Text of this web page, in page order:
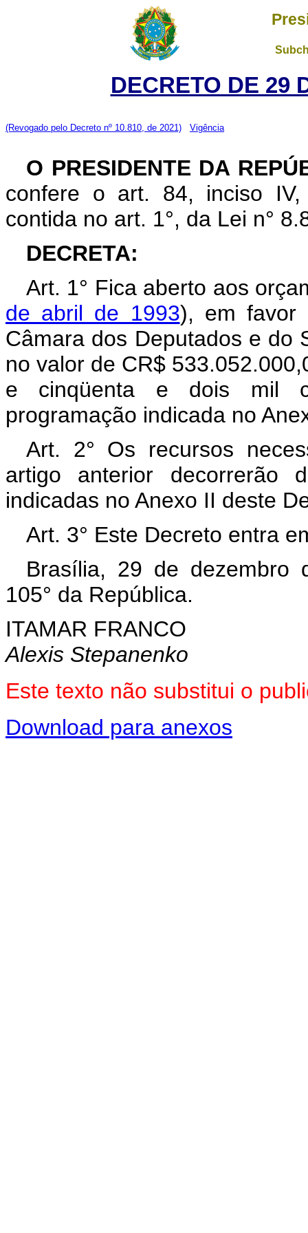
DECRETO DE 29
(Revogado pelo Decreto nº 10.810, de 2021) Vigência
O PRESIDENTE DA
confere o art. 84, inciso
contida no art. 1°, da Lei n°
DECRETA:
Art. 1° Fica aberto aos
de abril de 1993), em favor
Câmara dos Deputados e do
no valor de CR$
e cinqüenta e dois mil
programação indicada no
Art. 2° Os recursos
artigo anterior decorrerão
indicadas no Anexo II deste
Art. 3° Este Decreto entra
Brasília, 29 de dezembro
105° da República.
ITAMAR FRANCO
Alexis Stepanenko
Este texto não substitui o
Download para anexos